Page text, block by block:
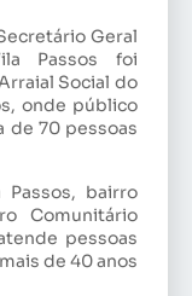
Geral
Passos foi
Social do
onde público
de 70 pessoas
Passos, bairro
Comunitário
pessoas
de 40 anos